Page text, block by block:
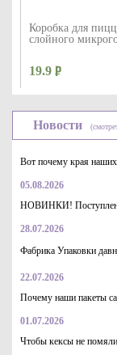
Коробка для
слойного
19.9
Коробка для
3-х слойного
15.2
Новости
Вот почему края наших
05.08.2026
НОВИНКИ!
28.07.2026
Фабрика Упаковки
22.07.2026
Почему наши пакеты
01.07.2026
Чтобы кексы не